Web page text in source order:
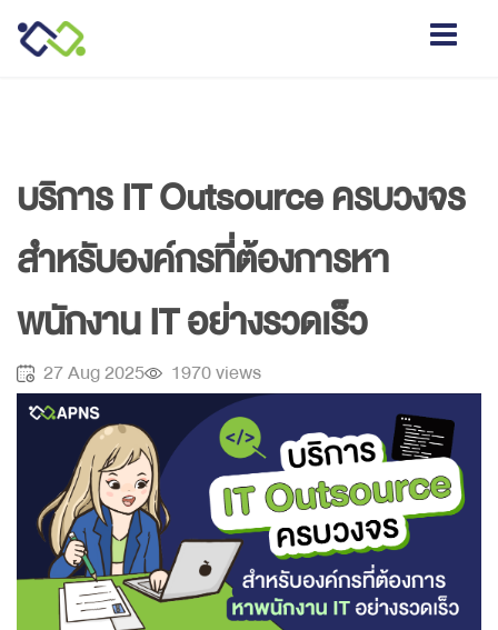
บริการ +
Our Service
IT Outsourcing
Placement Service
IT Solutions
ร่วมงานกับเรา
บทความ
ภาษาไทย +
บริการ IT Outsource ครบวงจร
สำหรับองค์กรที่ต้องการหา
พนักงาน IT อย่างรวดเร็ว
27 Aug 2025 1970 views